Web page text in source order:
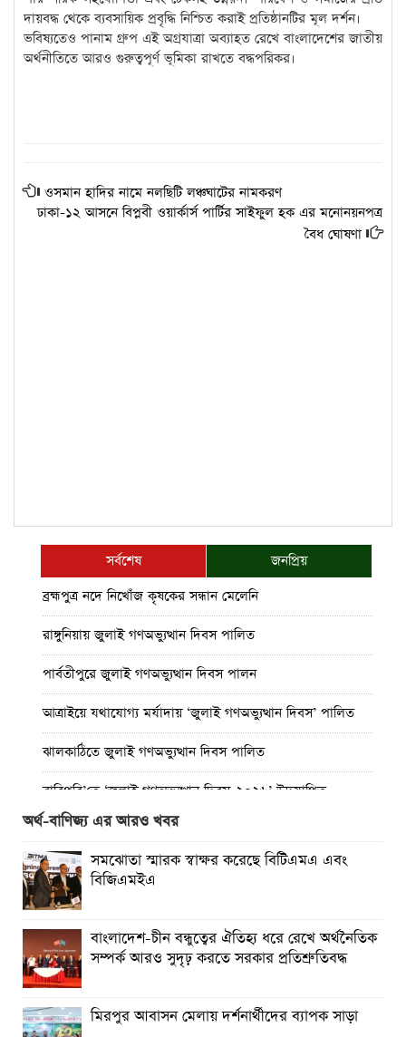
দায়বদ্ধ থেকে ব্যবসায়িক প্রবৃদ্ধি নিশ্চিত করাই প্রতিষ্ঠানটির মূল দর্শন।
ভবিষ্যতেও পানাম গ্রুপ এই অগ্রযাত্রা অব্যাহত রেখে বাংলাদেশের জাতীয়
অর্থনীতিতে আরও গুরুত্বপূর্ণ ভূমিকা রাখতে বদ্ধপরিকর।
ওসমান হাদির নামে নলছিটি লঞ্চঘাটের নামকরণ
ঢাকা-১২ আসনে বিপ্লবী ওয়ার্কার্স পার্টির সাইফুল হক এর মনোনয়নপত্র
বৈধ ঘোষণা
সর্বশেষ
জনপ্রিয়
ব্রহ্মপুত্র নদে নিখোঁজ কৃষকের সন্ধান মেলেনি
রাঙ্গুনিয়ায় জুলাই গণঅভ্যুত্থান দিবস পালিত
পার্বতীপুরে জুলাই গণঅভ্যুত্থান দিবস পালন
আত্রাইয়ে যথাযোগ্য মর্যাদায় ‘জুলাই গণঅভ্যুত্থান দিবস’ পালিত
ঝালকাঠিতে জুলাই গণঅভ্যুত্থান দিবস পালিত
রাবিপ্রবি’তে ‘জুলাই গণঅভ্যুত্থান দিবস-২০২৬’ উদযাপিত
প্রত্যেক অপরাধীর বিচার এ দেশেই হবে, সে যত শক্তিশালীই হোক
না কেন”-চট্টগ্রামে জুলাই গণঅভ্যুত্থান দিবসে ব্যারিস্টার মীর হেলাল
গণঅভ্যুত্থানের অর্জন আজ রাজনৈতিক মাফিয়া ও দুর্বৃত্তায়নের
খপ্পরে : আবু হাসান টিপু
রাঙামাটিতে “ফিরে দেখা রক্তঝরা জুলাই-আগস্ট প্রত্যাশা আর প্রাপ্তি
শীর্ষক “কথকতা” অনুষ্ঠান অনুষ্ঠিত
ছুটির রাতে খোলা ভূমি অফিস, ভেতরে তহশিলদার
অর্থ-বাণিজ্য এর আরও খবর
সমঝোতা স্মারক স্বাক্ষর করেছে বিটিএমএ এবং
বিজিএমইএ
বাংলাদেশ-চীন বন্ধুত্বের ঐতিহ্য ধরে রেখে অর্থনৈতিক
সম্পর্ক আরও সুদৃঢ় করতে সরকার প্রতিশ্রুতিবদ্ধ
মিরপুর আবাসন মেলায় দর্শনার্থীদের ব্যাপক সাড়া